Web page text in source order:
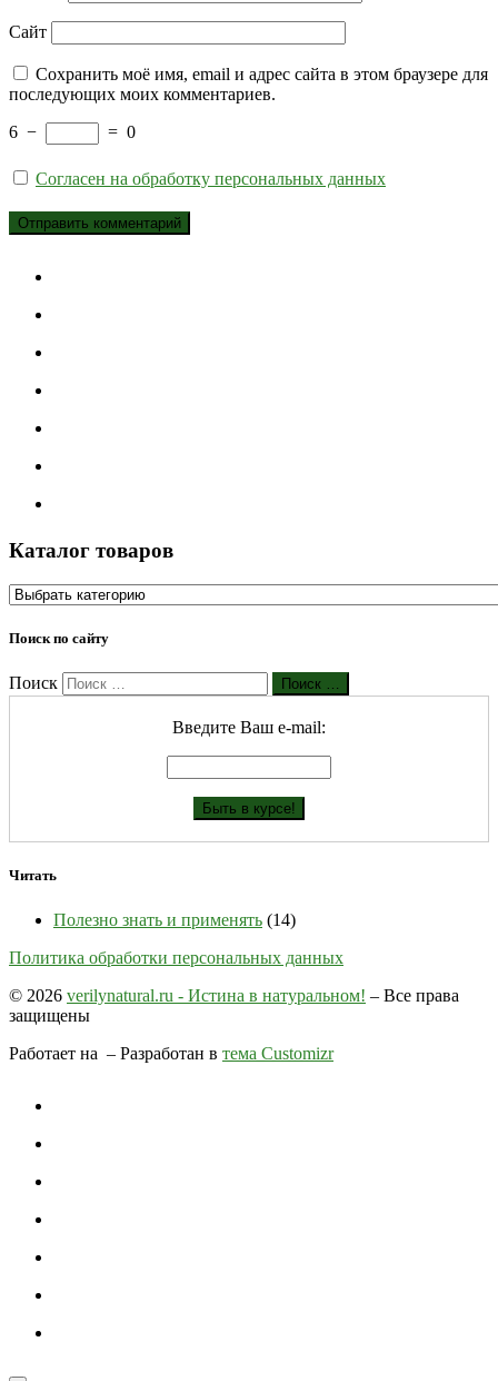
Сайт
Сохранить моё имя, email и адрес сайта в этом браузере для
последующих моих комментариев.
6 − = 0
Согласен на обработку персональных данных
Каталог товаров
Поиск по сайту
Поиск Поиск …
Введите Ваш е-mail:
Читать
Полезно знать и применять (14)
Политика обработки персональных данных
© 2026 verilynatural.ru - Истина в натуральном! – Все права
защищены
Работает на – Разработан в тема Customizr